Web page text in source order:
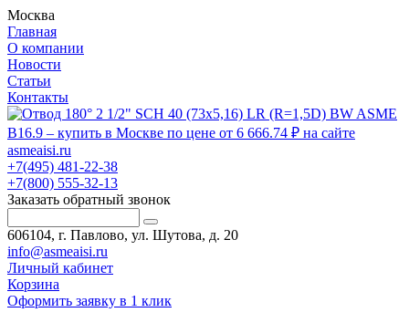
Москва
Главная
О компании
Новости
Статьи
Контакты
+7(495) 481-22-38
+7(800) 555-32-13
Заказать обратный звонок
606104, г. Павлово, ул. Шутова, д. 20
info@asmeaisi.ru
Личный кабинет
Корзина
Оформить заявку в 1 клик